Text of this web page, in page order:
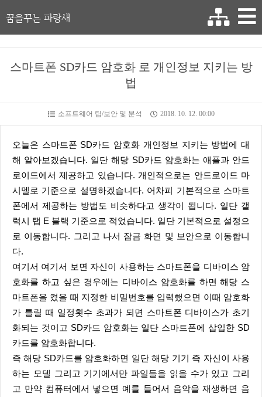
꿈을꾸는 파랑새
스마트폰 SD카드 암호화 로 개인정보 지키는 방
법
소프트웨어 팁/보안 및 분석 2018. 10. 12. 00:00
오늘은 스마트폰 SD카드 암호화 개인정보 지키는 방법에 대
해 알아보겠습니다. 일단 해당 SD카드 암호화는 애플과 안드
로이드에서 제공하고 있습니다. 개인적으로는 안드로이드 마
시멜로 기준으로 설명하겠습니다. 어차피 기본적으로 스마트
폰에서 제공하는 방법도 비슷하다고 생각이 됩니다. 일단 갤
럭시 탭 E 블랙 기준으로 적었습니다. 일단 기본적으로 설정으
로 이동합니다. 그리고 나서 잠금 화면 및 보안으로 이동합니
다.
여기서 여기서 보면 자신이 사용하는 스마트폰을 디바이스 암
호화를 하고 싶은 경우에는 디바이스 암호화를 하면 해당 스
마트폰을 켰을 때 지정한 비밀번호를 입력했으면 이때 암호화
가 틀릴 때 일정횟수 초과가 되면 스마트폰 디바이스가 초기
화되는 것이고 SD카드 암호화는 일단 스마트폰에 삽입한 SD
카드를 암호화합니다.
즉 해당 SD카드를 암호화하면 일단 해당 기기 즉 자신이 사용
하는 모델 그리고 기기에서만 파일들을 읽을 수가 있고 그리
고 만약 컴퓨터에서 넣으면 예를 들어서 음악을 재생하면 음